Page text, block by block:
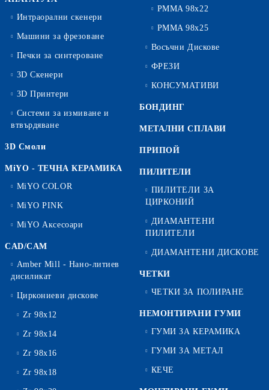
Интраорални скенери
Машини за фрезоване
Печки за синтероване
3D Скенери
3D Принтери
Системи за измиване и
втвърдяване
3D Смоли
MiYO - ТЕЧНА КЕРАМИКА
MiYO COLOR
MiYO PINK
MiYO Аксесоари
CAD/CAM
Amber Mill - Нано-литиев
дисиликат
Циркониеви дискове
Zr 98x12
Zr 98x14
Zr 98x16
Zr 98x18
PMMA 98x22
PMMA 98x25
Восъчни Дискове
ФРЕЗИ
КОНСУМАТИВИ
БОНДИНГ
МЕТАЛНИ СПЛАВИ
ПРИПОЙ
ПИЛИТЕЛИ
ПИЛИТЕЛИ ЗА
ЦИРКОНИЙ
ДИАМАНТЕНИ
ПИЛИТЕЛИ
ДИАМАНТЕНИ ДИСКОВЕ
ЧЕТКИ
ЧЕТКИ ЗА ПОЛИРАНЕ
НЕМОНТИРАНИ ГУМИ
ГУМИ ЗА КЕРАМИКА
ГУМИ ЗА МЕТАЛ
КЕЧЕ